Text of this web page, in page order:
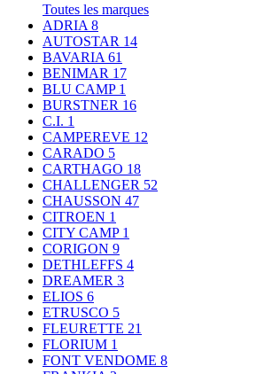
Toutes les marques
ADRIA 8
AUTOSTAR 14
BAVARIA 61
BENIMAR 17
BLU CAMP 1
BURSTNER 16
C.I. 1
CAMPEREVE 12
CARADO 5
CARTHAGO 18
CHALLENGER 52
CHAUSSON 47
CITROEN 1
CITY CAMP 1
CORIGON 9
DETHLEFFS 4
DREAMER 3
ELIOS 6
ETRUSCO 5
FLEURETTE 21
FLORIUM 1
FONT VENDOME 8